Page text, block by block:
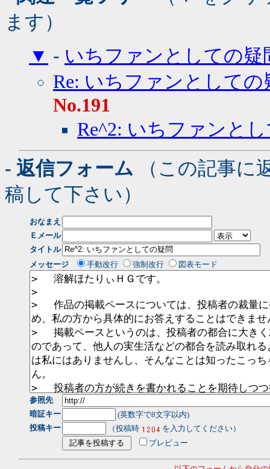
ます）
▼ - いちファンとしての疑
Re: いちファンとしての
No.191
Re^2: いちファンと
- 返信フォーム （この記事に
稿して下さい）
おなまえ
Ｅメール
タイトル
メッセージ
手動改行 強制改行 図表モード
参照先
暗証キー
(英数字で8文字以内)
投稿キー
（投稿時
を入力してください）
プレビュー